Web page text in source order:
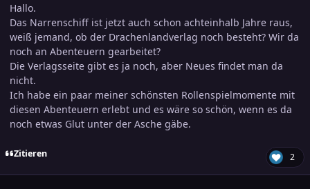
Hallo.
Das Narrenschiff ist jetzt auch schon achteinhalb Jahre raus,
weiß jemand, ob der Drachenlandverlag noch besteht? Wir da
noch an Abenteuern gearbeitet?
Die Verlagsseite gibt es ja noch, aber Neues findet man da
nicht.
Ich habe ein paar meiner schönsten Rollenspielmomente mit
diesen Abenteuern erlebt und es wäre so schön, wenn es da
noch etwas Glut unter der Asche gäbe.
Zitieren 2